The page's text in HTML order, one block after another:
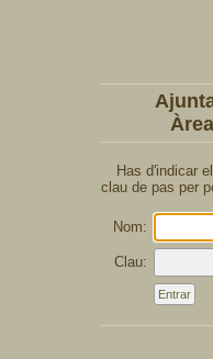
Has d'indicar
clau de pas per
Nom:
Clau: